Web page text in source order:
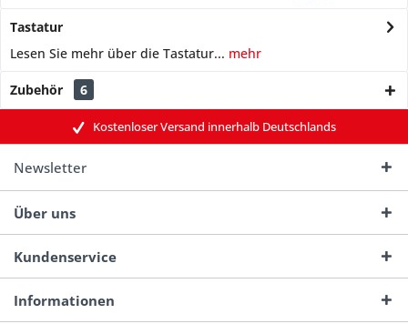
Tastatur
Lesen Sie mehr über die Tastatur... mehr
Zubehör 6
Kostenloser Versand innerhalb Deutschlands
Newsletter
Über uns
Kundenservice
Informationen